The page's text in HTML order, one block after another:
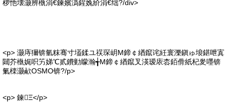
椤忚壊灏辨槸涓€鍊嬪潙鍟婏紒涓€绌?/div>
<p> 灏庤獮锛氫粖骞寸壒鍒ユ祦琛岄Μ鍗￠緧鑹诧紝寰濼鎭ゅ埌鍖呭寘
閮芥槸娓呮竻娣℃贰鐨勭矇瀚╅Μ鍗￠緧鑹叉渶瑷庡枩銆傦紙杞夎嚜锛
氭檪灏欳OSMO锛?/p>
<p> 鍊Ξ</p>